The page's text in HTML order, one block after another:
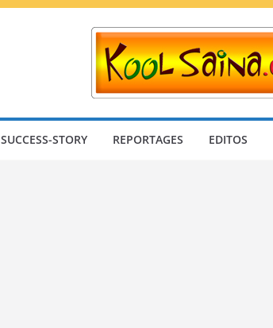
SUCCESS-STORY REPORTAGES EDITOS